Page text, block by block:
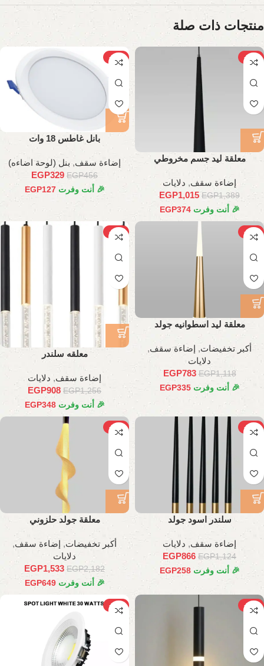
منتجات ذات صلة
-27%
معلقة ليد جسم مخروطي
إضاءة سقف, دلايات
EGP1,389
EGP1,015
🎉 أنت وفرت EGP374
-28%
بانل غاطس 18 وات
إضاءة سقف, بنل (لوحة اضاءه)
EGP456
EGP329
🎉 أنت وفرت EGP127
-30%
معلقة ليد اسطوانيه جولد
أكبر تخفيضات, إضاءة سقف,
دلايات
EGP1,118
EGP783
🎉 أنت وفرت EGP335
-28%
معلقه سلندر
إضاءة سقف, دلايات
EGP1,256
EGP908
🎉 أنت وفرت EGP348
-23%
سلندر اسود جولد
إضاءة سقف, دلايات
EGP1,124
EGP866
🎉 أنت وفرت EGP258
-30%
معلقة جولد حلزوني
أكبر تخفيضات, إضاءة سقف,
دلايات
EGP2,182
EGP1,533
🎉 أنت وفرت EGP649
-27%
-37%